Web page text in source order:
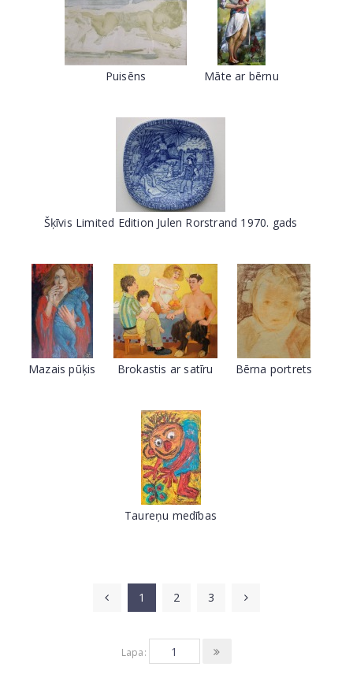
Puisēns Māte ar bērnu
Šķīvis Limited Edition Julen Rorstrand 1970. gads
Mazais pūķis Brokastis ar satīru Bērna portrets
Taureņu medības
1 2 3
Lapa: